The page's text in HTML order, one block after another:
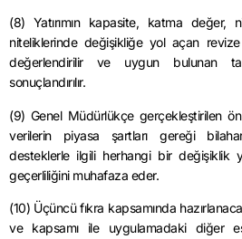
(8) Yatırımın kapasite, katma değer,
niteliklerinde değişikliğe yol açan
değerlendirilir ve uygun bulunan
sonuçlandırılır.
(9) Genel Müdürlükçe gerçekleştirilen
verilerin piyasa şartları gereği
desteklerle ilgili herhangi bir değişiklik
geçerliliğini muhafaza eder.
(10) Üçüncü fıkra kapsamında
ve kapsamı ile uygulamadaki diğer